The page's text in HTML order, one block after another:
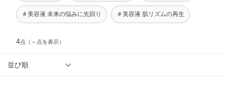
＃美容液 未来の悩みに先回り ＃美容液 肌リズムの再生
4点 （～点を表示）
並び順